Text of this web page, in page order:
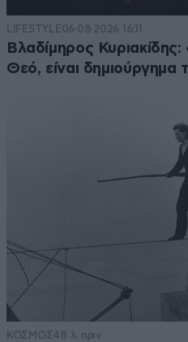
LIFESTYLE06·08·2026 16:11
Βλαδίμηρος
Θεό, είναι
ΚΟΣΜΟΣ48 λ. πριν